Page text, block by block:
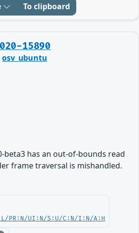
To clipboard
15890
osv_ubuntu
beta3 has an out-of-bounds read
frame traversal is mishandled.
PR:N/UI:N/S:U/C:N/I:N/A:H